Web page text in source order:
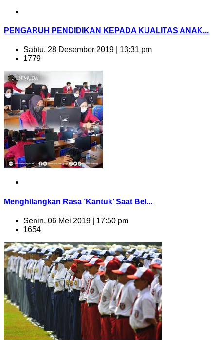
PENGARUH PENDIDIKAN KEPADA KUALITAS ANAK...
Sabtu, 28 Desember 2019 | 13:31 pm
1779
Menghilangkan Rasa ‘Kantuk’ Saat Bel...
Senin, 06 Mei 2019 | 17:50 pm
1654